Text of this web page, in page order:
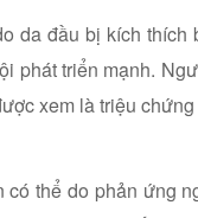
da đầu bị kích
phát triển mạnh.
xem là triệu
thể do phản ứng